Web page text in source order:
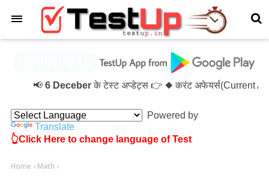
6 Deceberके टेस्ट अप्डेट्स 👉 ◆ करंट अफेयर्स(Current
Powered by
Translate
👆Click Here to change language of Test
Home › Math ›